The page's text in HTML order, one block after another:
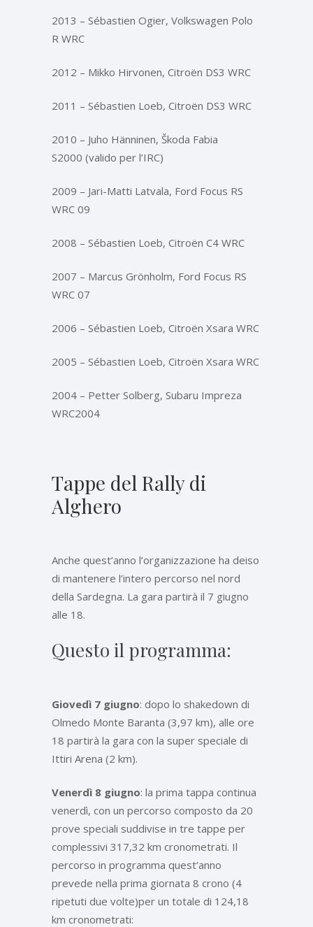
2013 – Sébastien Ogier, Volkswagen Polo
R WRC
2012 – Mikko Hirvonen, Citroën DS3 WRC
2011 – Sébastien Loeb, Citroën DS3 WRC
2010 – Juho Hänninen, Škoda Fabia
S2000 (valido per l’IRC)
2009 – Jari-Matti Latvala, Ford Focus RS
WRC 09
2008 – Sébastien Loeb, Citroën C4 WRC
2007 – Marcus Grönholm, Ford Focus RS
WRC 07
2006 – Sébastien Loeb, Citroën Xsara WRC
2005 – Sébastien Loeb, Citroën Xsara WRC
2004 – Petter Solberg, Subaru Impreza
WRC2004
Tappe del Rally di
Alghero
Anche quest’anno l’organizzazione ha deiso
di mantenere l’intero percorso nel nord
della Sardegna. La gara partirà il 7 giugno
alle 18.
Questo il programma:
Giovedì 7 giugno: dopo lo shakedown di
Olmedo Monte Baranta (3,97 km), alle ore
18 partirà la gara con la super speciale di
Ittiri Arena (2 km).
Venerdì 8 giugno: la prima tappa continua
venerdì, con un percorso composto da 20
prove speciali suddivise in tre tappe per
complessivi 317,32 km cronometrati. Il
percorso in programma quest’anno
prevede nella prima giornata 8 crono (4
ripetuti due volte)per un totale di 124,18
km cronometrati: